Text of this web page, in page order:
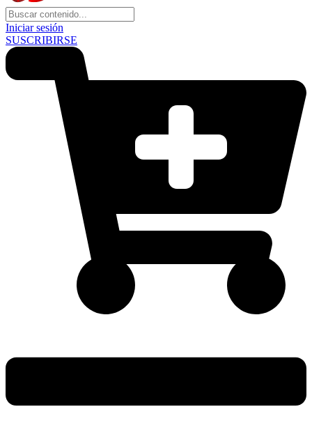
Iniciar sesión
SUSCRIBIRSE